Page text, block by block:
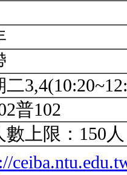
二
普102
數上限：150